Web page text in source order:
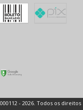
- 2026. Todos os direitos